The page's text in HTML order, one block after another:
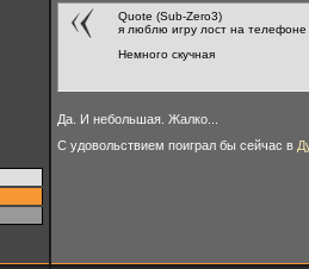
Quote (Sub-Zero3)
я люблю игру лост на телефоне
Немного скучная
Да. И небольшая. Жалко...
С удовольствием поиграл бы сейчас в